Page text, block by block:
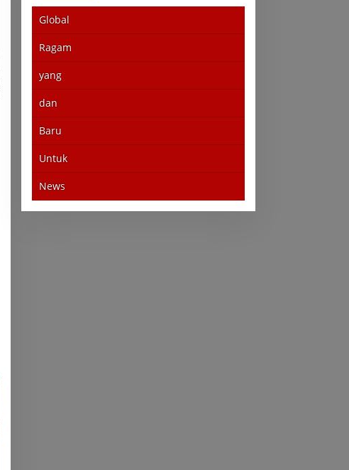
Global
Ragam
yang
dan
Baru
Untuk
News